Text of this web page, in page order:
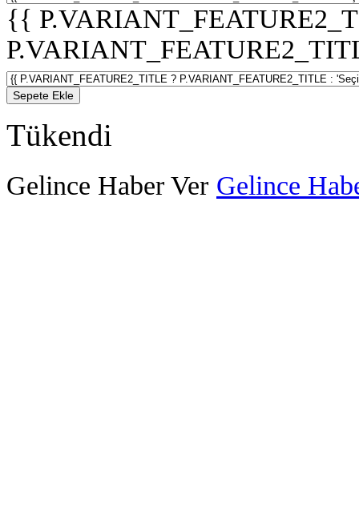
{{
Sepete Ekle
Tükendi
Gelince Haber Ver Gelince